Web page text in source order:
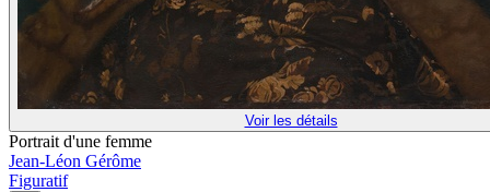
Voir les détails
Portrait d'une femme
Jean-Léon Gérôme
Figuratif